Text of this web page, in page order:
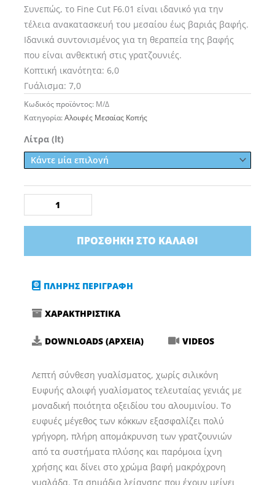
Συνεπώς, το Fine Cut F6.01 είναι ιδανικό για την
τέλεια ανακατασκευή του μεσαίου έως βαριάς βαφής.
Ιδανικά συντονισμένος για τη θεραπεία της βαφής
που είναι ανθεκτική στις γρατζουνιές.
Κοπτική ικανότητα: 6,0
Γυάλισμα: 7,0
Κωδικός προϊόντος: Μ/Δ
Κατηγορία:Αλοιφές Μεσαίας Κοπής
Λίτρα (lt)
KochChemie
Fine
Cut
F6.01
Μεσαίας
Κοπής
ΠΡΟΣΘΉΚΗ ΣΤΟ ΚΑΛΆΘΙ
ΠΛΗΡΗΣ ΠΕΡΙΓΡΑΦΗ
ΧΑΡΑΚΤΗΡΙΣΤΙΚΑ
DOWNLOADS (ΑΡΧΕΙΑ) VIDEOS
Λεπτή σύνθεση γυαλίσματος, χωρίς σιλικόνη
Ευφυής αλοιφή γυαλίσματος τελευταίας γενιάς με
μοναδική ποιότητα οξειδίου του αλουμινίου. Το
ευφυές μέγεθος των κόκκων εξασφαλίζει πολύ
γρήγορη, πλήρη απομάκρυνση των γρατζουνιών
από τα συστήματα πλύσης και παρόμοια ίχνη
χρήσης και δίνει στο χρώμα βαφή μακρόχρονη
γυαλάδα. Τα σημάδια λείανσης που έχουν μείνει